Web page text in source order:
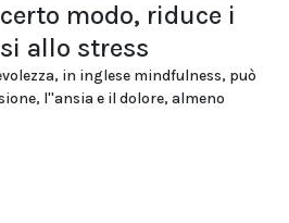
modo, riduce i
allo stress
in inglese mindfulness, può
l''ansia e il dolore, almeno